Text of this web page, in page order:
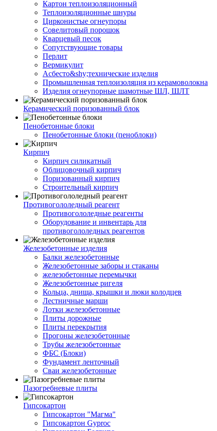
Картон теплоизоляционный
Теплоизоляционные шнуры
Цирконистые огнеупоры
Совелитовый порошок
Кварцевый песок
Сопутствующие товары
Перлит
Вермикулит
Асбесто&shy;технические изделия
Промышленная теплоизоляция из керамоволокна
Изделия огнеупорные шамотные ШЛ, ШЛТ
Керамический поризованный блок
Пенобетонные блоки
Пенобетонные блоки (пеноблоки)
Кирпич
Кирпич силикатный
Облицовочный кирпич
Поризованный кирпич
Строительный кирпич
Противогололедный реагент
Противогололедные реагенты
Оборудование и инвентарь для
противогололедных реагентов
Железобетонные изделия
Балки железобетонные
Железобетонные заборы и стаканы
железобетонные перемычки
Железобетонные ригеля
Кольца, днища, крышки и люки колодцев
Лестничные марши
Лотки железобетонные
Плиты дорожные
Плиты перекрытия
Прогоны железобетонные
Трубы железобетонные
ФБС (Блоки)
Фундамент ленточный
Сваи железобетонные
Пазогребневые плиты
Гипсокартон
Гипсокартон "Магма"
Гипсокартон Gyproc